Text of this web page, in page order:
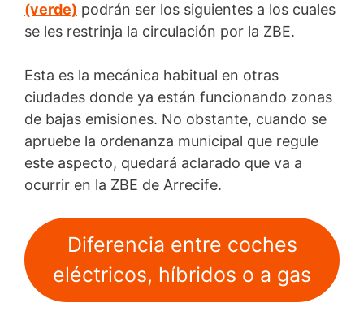
(verde) podrán ser los siguientes a los cuales
se les restrinja la circulación por la ZBE.
Esta es la mecánica habitual en otras
ciudades donde ya están funcionando zonas
de bajas emisiones. No obstante, cuando se
apruebe la ordenanza municipal que regule
este aspecto, quedará aclarado que va a
ocurrir en la ZBE de Arrecife.
Diferencia entre coches
eléctricos, híbridos o a gas